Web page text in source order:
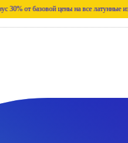
базовой цены на все латунные изделия!!!